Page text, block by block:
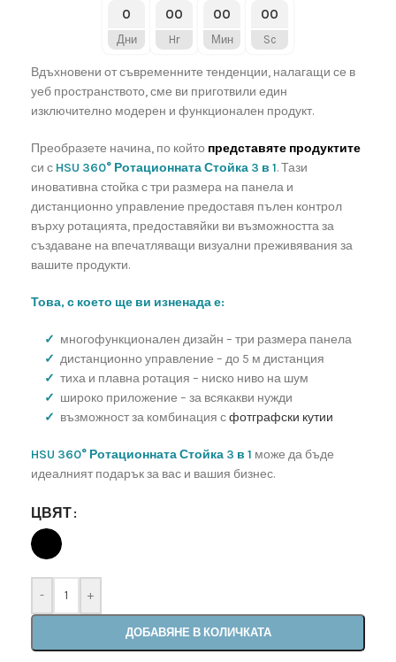
0
Дни
00
Hr
00
Мин
00
Sc
Вдъхновени от съвременните тенденции, налагащи се в
уеб пространството, сме ви приготвили един
изключително модерен и функционален продукт.
Преобразете начина, по който представяте продуктите
си с HSU 360° Ротационната Стойка 3 в 1. Тази
иновативна стойка с три размера на панела и
дистанционно управление предоставя пълен контрол
върху ротацията, предоставяйки ви възможността за
създаване на впечатляващи визуални преживявания за
вашите продукти.
Това, с което ще ви изненада е:
✓ многофункционален дизайн – три размера панела
✓ дистанционно управление – до 5 м дистанция
✓ тиха и плавна ротация – ниско ниво на шум
✓ широко приложение – за всякакви нужди
✓ възможност за комбинация сфотграфски кутии
HSU 360° Ротационната Стойка 3 в 1 може да бъде
идеалният подарък за вас и вашия бизнес.
ЦВЯТ
- +
ДОБАВЯНЕ В КОЛИЧКАТА